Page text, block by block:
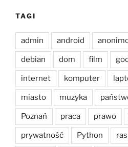
TAGI
admin android
debian dom film
internet komputer
miasto muzyka
Poznań praca prawo
prywatność Python